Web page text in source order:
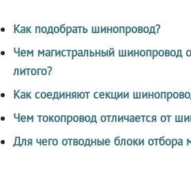
Как подобрать шинопровод?
Чем магистральный шинопровод
литого?
Как соединяют секции
Чем токопровод отличается от
Для чего отводные блоки отбора